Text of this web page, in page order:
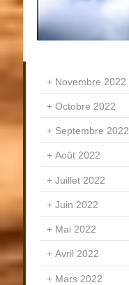
Novembre 2022
Octobre 2022
Septembre 2022
Août 2022
Juillet 2022
Juin 2022
Mai 2022
Avril 2022
Mars 2022